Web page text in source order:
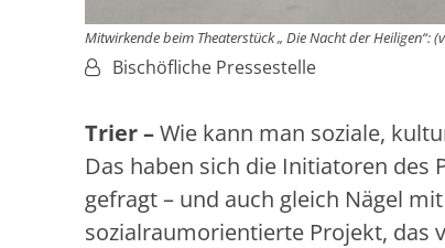
Mitwirkende beim Theaterstück „ Die Nacht der Heiligen“:
Von:Bischöfliche Pressestelle
Trier –Wie kann man soziale,
Das haben sich die Initiatoren des
gefragt – und auch gleich Nägel
sozialraumorientierte Projekt, das